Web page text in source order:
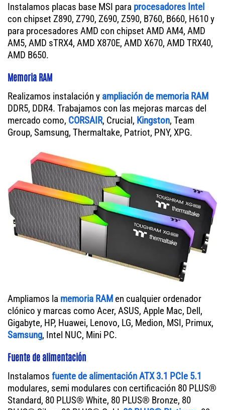
Instalamos placas base MSI para procesadores Intel
con chipset Z890, Z790, Z690, Z590, B760, B660, H610 y
para procesadores AMD con chipset AMD AM4, AMD
AM5, AMD sTRX4, AMD X870E, AMD X670, AMD TRX40,
AMD B650.
Memoria RAM
Realizamos instalación y ampliación de memoria RAM
DDR5, DDR4. Trabajamos con las mejoras marcas del
mercado como, CORSAIR, Crucial, Kingston, Team
Group, Samsung, Thermaltake, Patriot, PNY, XPG.
Ampliamos la memoria RAM en cualquier ordenador
clónico y marcas como Acer, ASUS, Apple Mac, Dell,
Gigabyte, HP, Huawei, Lenovo, LG, Medion, MSI, Primux,
Samsung, Intel NUC, Mini PC.
Fuente de alimentación
Instalamos fuente de alimentación ATX 3.1 PCIe 5.1
modulares, semi modulares con certificación 80 PLUS®
Standard, 80 PLUS® White, 80 PLUS® Bronze, 80